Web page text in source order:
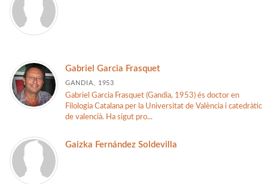
Gabriel Garcia Frasquet
GANDIA, 1953
Gabriel Garcia Frasquet (Gandia, 1953) és doctor en
Filologia Catalana per la Universitat de València i catedràtic
de valencià. Ha sigut pro...
Gaizka Fernández Soldevilla